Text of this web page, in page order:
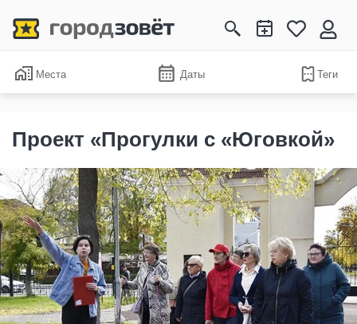
Места Даты Теги
Проект «Прогулки с «Юговкой»